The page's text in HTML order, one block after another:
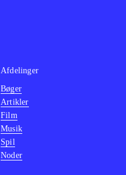
Afdelinger
Bøger
Artikler
Film
Musik
Spil
Noder